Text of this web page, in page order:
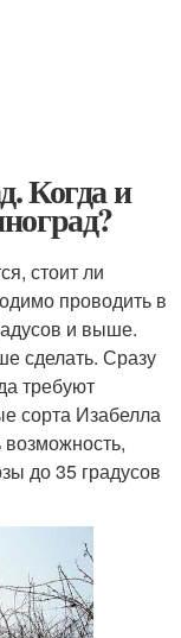
Когда и
стоит ли
проводить в
и выше.
сделать. Сразу
требуют
сорта Изабелла
до 35 градусов